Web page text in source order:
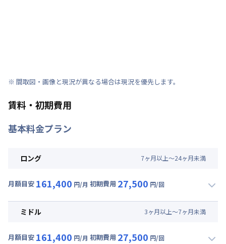
※ 間取図・画像と現況が異なる場合は現況を優先します。
賃料・初期費用
基本料金プラン
ロング 7ヶ月以上～24ヶ月未満
月額目安 161,400 円/月 初期費用 27,500 円/回
月額賃料目安(30日利用)
光熱費他 : 24,000円/月 (800円/日) (税抜)
ミドル 3ヶ月以上～7ヶ月未満
月額目安 161,400 円/月 初期費用 27,500 円/回